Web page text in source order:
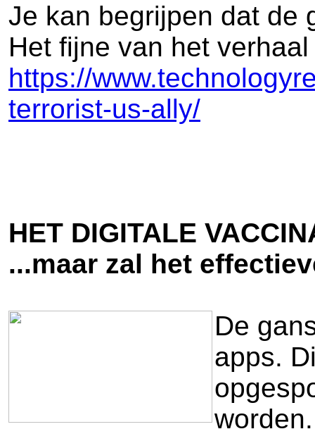
Je kan begrijpen dat de
Het fijne van het
https://
terrorist-us-ally/
HET DIGITALE
...maar zal het
De
apps.
worden.